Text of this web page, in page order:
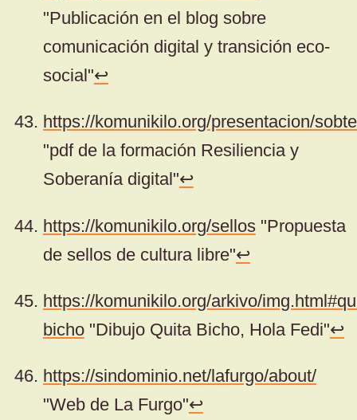
"Publicación en el blog sobre
comunicación digital y transición eco-
social"↩
https://komunikilo.org/presentacion/
"pdf de la formación Resiliencia y
Soberanía digital"↩
https://komunikilo.org/sellos"Propuesta
de sellos de cultura libre"↩
https://komunikilo.org/arkivo/
bicho"Dibujo Quita Bicho, Hola Fedi"↩
https://sindominio.net/lafurgo/about/
"Web de La Furgo"↩